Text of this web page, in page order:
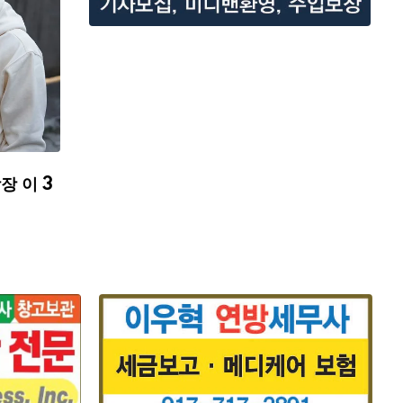
이 3